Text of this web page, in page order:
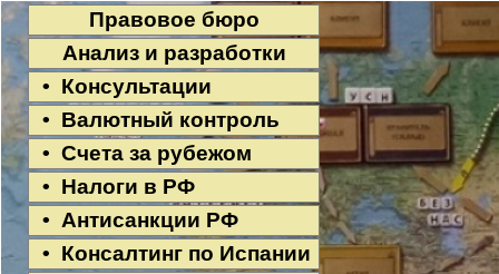
Правовое бюро
Анализ и разработки
• Консультации
• Валютный контроль
• Счета за рубежом
• Налоги в РФ
• Антисанкции РФ
• Консалтинг по Испании